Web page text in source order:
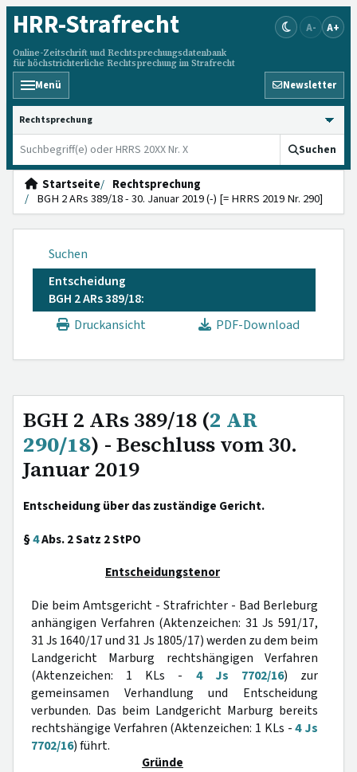
HRR-Strafrecht
Online-Zeitschrift und Rechtsprechungsdatenbank
für höchstrichterliche Rechtsprechung im Strafrecht
A- A+
Menü Newsletter
HRRS durchsuchen
Suchen
Startseite
Rechtsprechung
BGH 2 ARs 389/18 - 30. Januar 2019 (-) [= HRRS 2019 Nr. 290]
Suchen
Entscheidung
BGH 2 ARs 389/18:
Druckansicht
PDF-Download
BGH 2 ARs 389/18 (2 AR
290/18) - Beschluss vom 30.
Januar 2019
Entscheidung über das zuständige Gericht.
§4Abs. 2 Satz 2 StPO
Entscheidungstenor
Die beim Amtsgericht - Strafrichter - Bad Berleburg
anhängigen Verfahren (Aktenzeichen: 31 Js 591/17,
31 Js 1640/17 und 31 Js 1805/17) werden zu dem beim
Landgericht Marburg rechtshängigen Verfahren
(Aktenzeichen: 1 KLs - 4 Js 7702/16) zur
gemeinsamen Verhandlung und Entscheidung
verbunden. Das beim Landgericht Marburg bereits
rechtshängige Verfahren (Aktenzeichen: 1 KLs -4 Js
7702/16) führt.
Gründe